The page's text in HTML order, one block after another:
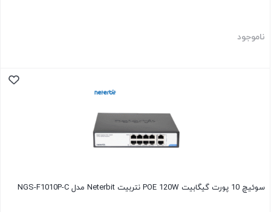
ناموجود
سوئیچ 10 پورت گیگابیت POE 120W نتربیت Neterbit مدل NGS-F1010P-C